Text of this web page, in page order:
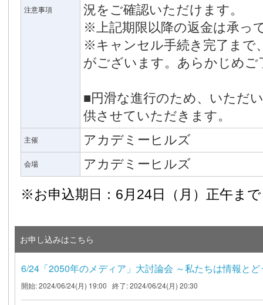
注意事項
況をご確認いただけます。
※上記期限以降の返金は承っ
※キャンセル手続き完了まで
がございます。あらかじめご
■円滑な進行のため、いただ
供させていただきます。
主催 アカデミーヒルズ
会場 アカデミーヒルズ
※お申込期日：6月24日（月）正午まで